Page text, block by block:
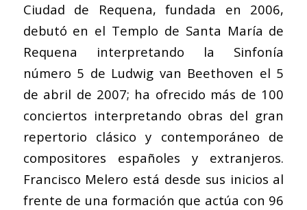
Ciudad de Requena, fundada en 2006,
debutó en el Templo de Santa María de
Requena interpretando la Sinfonía
número 5 de Ludwig van Beethoven el 5
de abril de 2007; ha ofrecido más de 100
conciertos interpretando obras del gran
repertorio clásico y contemporáneo de
compositores españoles y extranjeros.
Francisco Melero está desde sus inicios al
frente de una formación que actúa con 96